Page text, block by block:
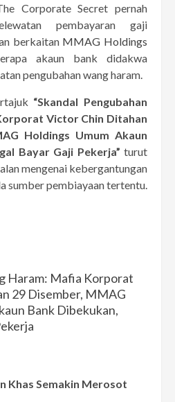
Corporate Secret pernah
pembayaran gaji
berkaitan MMAG Holdings
akaun bank didakwa
pengubahan wang haram.
“Skandal Pengubahan
Victor Chin Ditahan
Holdings Umum Akaun
Bayar Gaji Pekerja” turut
mengenai kebergantungan
sumber pembiayaan tertentu.
Haram: Mafia Korporat
29 Disember, MMAG
Bank Dibekukan,
Khas Semakin Merosot